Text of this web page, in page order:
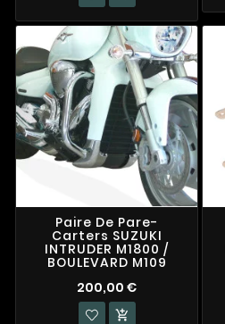
Paire De Pare-
Carters SUZUKI
INTRUDER M1800 /
BOULEVARD M109
200,00 €
